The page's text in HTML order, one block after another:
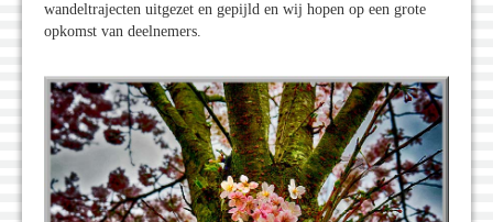
wandeltrajecten uitgezet en gepijld en wij hopen op een grote
opkomst van deelnemers.